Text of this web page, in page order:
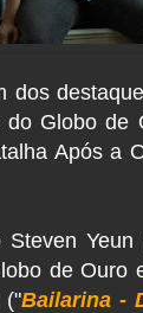
dos
do Globo
Após a
Steven Yeun
de Ouro
("Bailarina -